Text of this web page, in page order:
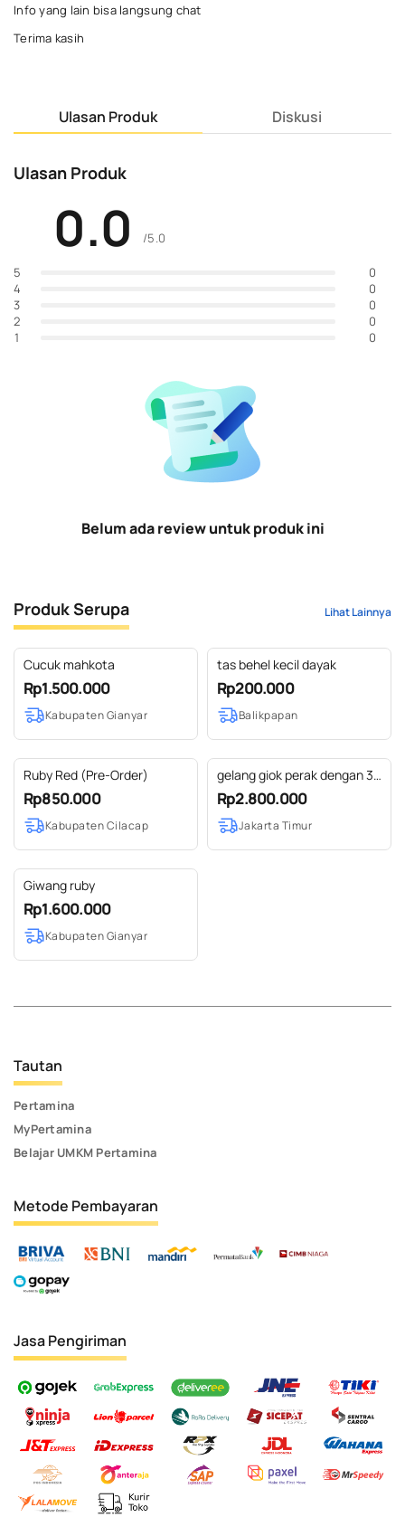
Info yang lain bisa langsung chat
Terima kasih
Ulasan Produk Diskusi
Ulasan Produk
0.0 /5.0
5
0
4
0
3
0
2
0
1
0
Belum ada review untuk produk ini
Produk Serupa Lihat Lainnya
Cucuk mahkota
Rp1.500.000
Kabupaten Gianyar
tas behel kecil dayak
Rp200.000
Balikpapan
Ruby Red (Pre-Order)
Rp850.000
Kabupaten Cilacap
gelang giok perak dengan 3
permata ruby
Rp2.800.000
Jakarta Timur
Giwang ruby
Rp1.600.000
Kabupaten Gianyar
Tautan
Pertamina
MyPertamina
Belajar UMKM Pertamina
Metode Pembayaran
Jasa Pengiriman